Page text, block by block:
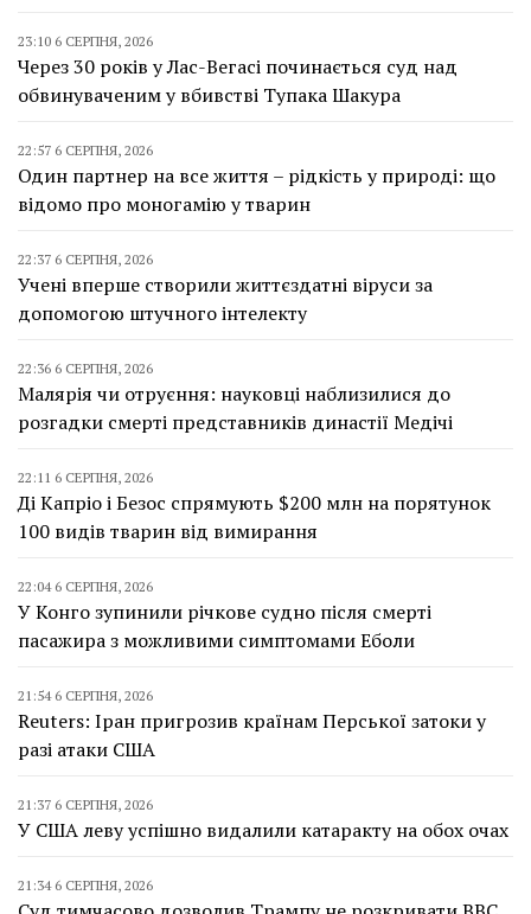
23:10 6 СЕРПНЯ, 2026
Через 30 років у Лас-Вегасі починається суд над
обвинуваченим у вбивстві Тупака Шакура
22:57 6 СЕРПНЯ, 2026
Один партнер на все життя – рідкість у природі: що
відомо про моногамію у тварин
22:37 6 СЕРПНЯ, 2026
Учені вперше створили життєздатні віруси за
допомогою штучного інтелекту
22:36 6 СЕРПНЯ, 2026
Малярія чи отруєння: науковці наблизилися до
розгадки смерті представників династії Медічі
22:11 6 СЕРПНЯ, 2026
Ді Капріо і Безос спрямують $200 млн на порятунок
100 видів тварин від вимирання
22:04 6 СЕРПНЯ, 2026
У Конго зупинили річкове судно після смерті
пасажира з можливими симптомами Еболи
21:54 6 СЕРПНЯ, 2026
Reuters: Іран пригрозив країнам Перської затоки у
разі атаки США
21:37 6 СЕРПНЯ, 2026
У США леву успішно видалили катаракту на обох очах
21:34 6 СЕРПНЯ, 2026